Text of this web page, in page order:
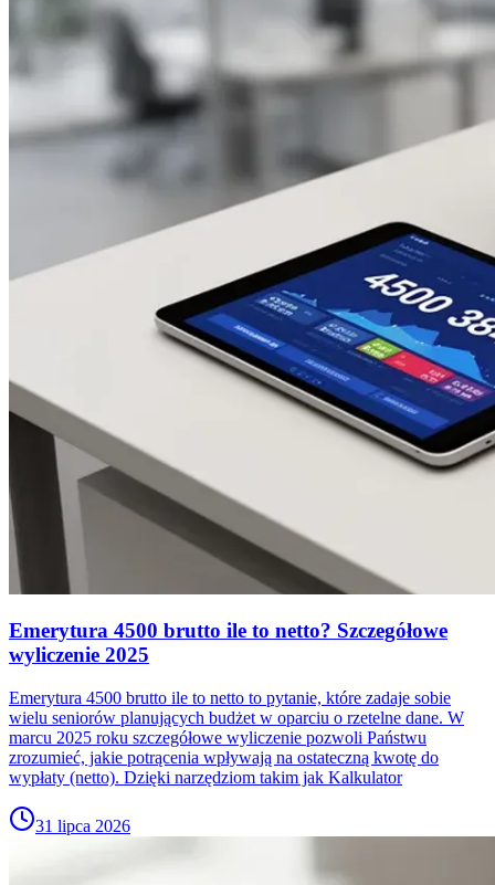
Emerytura 4500 brutto ile to netto? Szczegółowe
wyliczenie 2025
Emerytura 4500 brutto ile to netto to pytanie, które zadaje sobie
wielu seniorów planujących budżet w oparciu o rzetelne dane. W
marcu 2025 roku szczegółowe wyliczenie pozwoli Państwu
zrozumieć, jakie potrącenia wpływają na ostateczną kwotę do
wypłaty (netto). Dzięki narzędziom takim jak Kalkulator
31 lipca 2026